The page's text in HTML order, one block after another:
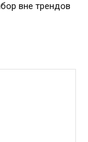
вне трендов